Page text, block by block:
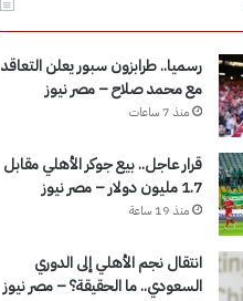
رسميا.. طرابزون سبور يعلن التعاقد
مع محمد صلاح – مصر نيوز
منذ 7 ساعات
قرار عاجل.. بيع جوكر الأهلي مقابل
1.7 مليون دولار – مصر نيوز
منذ 19 ساعة
انتقال نجم الأهلي إلى الدوري
السعودي.. ما الحقيقة؟ – مصر نيوز